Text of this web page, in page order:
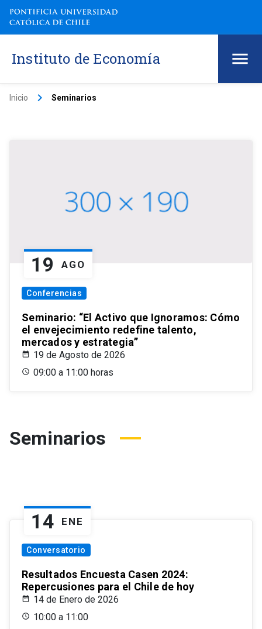
Instituto de Economía
Inicio keyboard_arrow_right Seminarios
19 AGO
Conferencias
Seminario: “El Activo que Ignoramos: Cómo
el envejecimiento redefine talento,
mercados y estrategia”
19 de Agosto de 2026
09:00 a 11:00 horas
Seminarios
14 ENE
Conversatorio
Resultados Encuesta Casen 2024:
Repercusiones para el Chile de hoy
14 de Enero de 2026
10:00 a 11:00